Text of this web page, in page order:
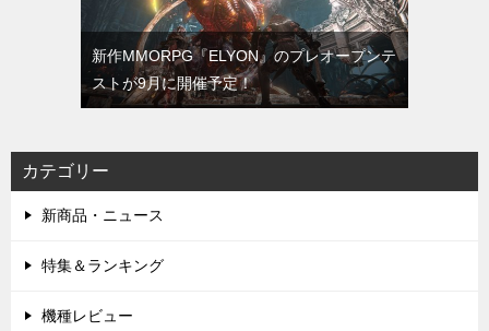
新作MMORPG『ELYON』のプレオープンテ
ストが9月に開催予定！
カテゴリー
新商品・ニュース
特集＆ランキング
機種レビュー